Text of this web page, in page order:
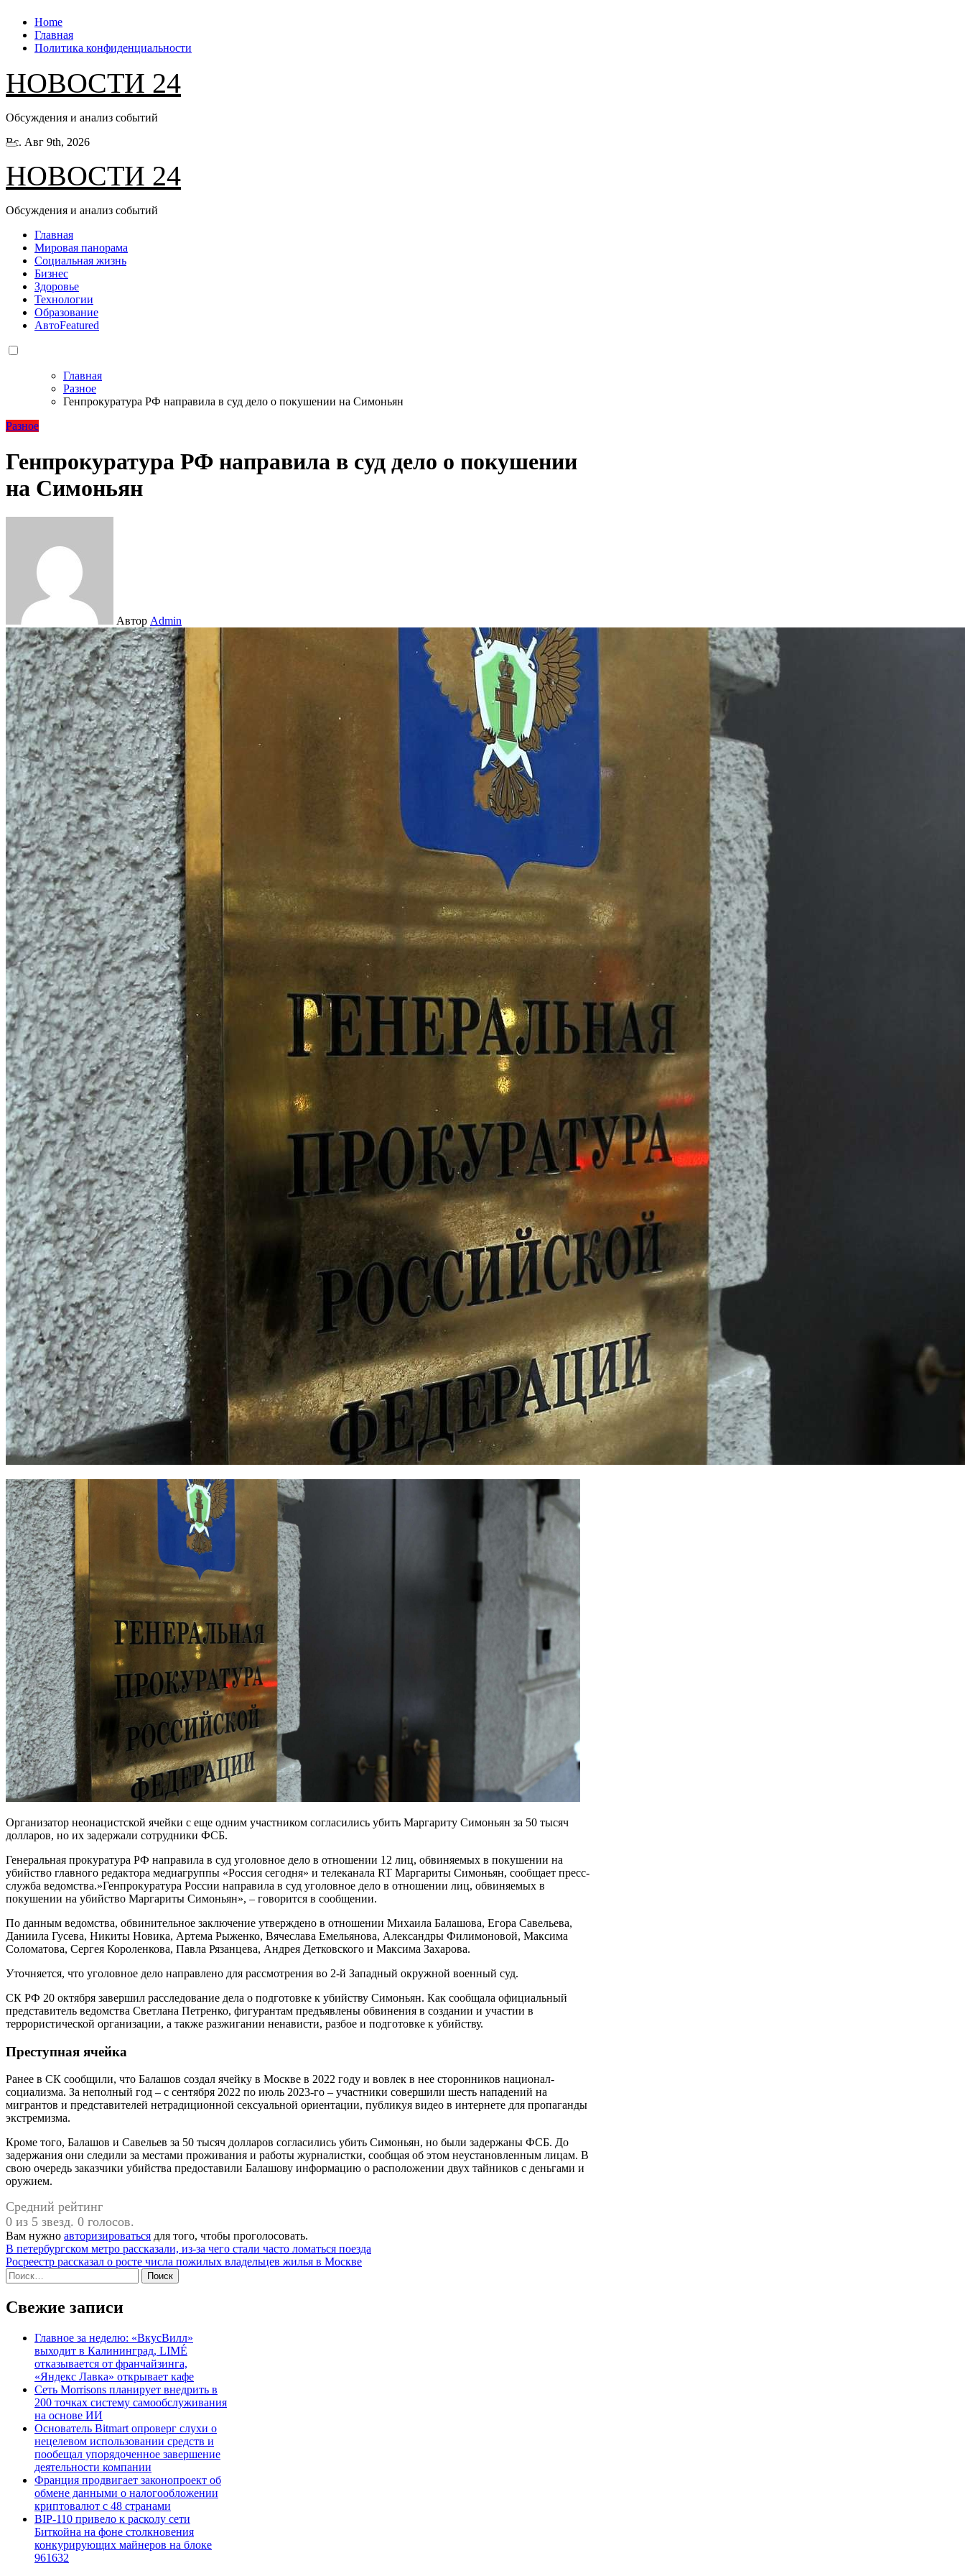
Перейти
содержанию
Home
Главная
Политика конфиденциальности
НОВОСТИ 24
Обсуждения и анализ событий
Вс. Авг 9th, 2026
НОВОСТИ 24
Обсуждения и анализ событий
Главная
Мировая панорама
Социальная жизнь
Бизнес
Здоровье
Технологии
Образование
АвтоFeatured
Главная
Разное
Генпрокуратура РФ направила в суд дело о покушении на Симоньян
Разное
Генпрокуратура РФ направила в суд дело о покушении
на Симоньян
Автор Admin
Организатор неонацистской ячейки с еще одним участником согласились убить Маргариту Симоньян за 50 тысяч
долларов, но их задержали сотрудники ФСБ.
Генеральная прокуратура РФ направила в суд уголовное дело в отношении 12 лиц, обвиняемых в покушении на
убийство главного редактора медиагруппы «Россия сегодня» и телеканала RT Маргариты Симоньян, сообщает пресс-
служба ведомства.»Генпрокуратура России направила в суд уголовное дело в отношении лиц, обвиняемых в
покушении на убийство Маргариты Симоньян», – говорится в сообщении.
По данным ведомства, обвинительное заключение утверждено в отношении Михаила Балашова, Егора Савельева,
Даниила Гусева, Никиты Новика, Артема Рыженко, Вячеслава Емельянова, Александры Филимоновой, Максима
Соломатова, Сергея Короленкова, Павла Рязанцева, Андрея Детковского и Максима Захарова.
Уточняется, что уголовное дело направлено для рассмотрения во 2-й Западный окружной военный суд.
СК РФ 20 октября завершил расследование дела о подготовке к убийству Симоньян. Как сообщала официальный
представитель ведомства Светлана Петренко, фигурантам предъявлены обвинения в создании и участии в
террористической организации, а также разжигании ненависти, разбое и подготовке к убийству.
Преступная ячейка
Ранее в СК сообщили, что Балашов создал ячейку в Москве в 2022 году и вовлек в нее сторонников национал-
социализма. За неполный год – с сентября 2022 по июль 2023-го – участники совершили шесть нападений на
мигрантов и представителей нетрадиционной сексуальной ориентации, публикуя видео в интернете для пропаганды
экстремизма.
Кроме того, Балашов и Савельев за 50 тысяч долларов согласились убить Симоньян, но были задержаны ФСБ. До
задержания они следили за местами проживания и работы журналистки, сообщая об этом неустановленным лицам. В
свою очередь заказчики убийства предоставили Балашову информацию о расположении двух тайников с деньгами и
оружием.
Средний рейтинг
0 из 5 звезд. 0 голосов.
Вам нужно авторизироваться для того, чтобы проголосовать.
Навигация
по
В петербургском метро рассказали, из-за чего стали часто ломаться поезда
Росреестр рассказал о росте числа пожилых владельцев жилья в Москве
Найти:
Свежие записи
Главное за неделю: «ВкусВилл»
выходит в Калининград, LIMÉ
отказывается от франчайзинга,
«Яндекс Лавка» открывает кафе
Сеть Morrisons планирует внедрить в
200 точках систему самообслуживания
на основе ИИ
Основатель Bitmart опроверг слухи о
нецелевом использовании средств и
пообещал упорядоченное завершение
деятельности компании
Франция продвигает законопроект об
обмене данными о налогообложении
криптовалют с 48 странами
BIP-110 привело к расколу сети
Биткойна на фоне столкновения
конкурирующих майнеров на блоке
961632